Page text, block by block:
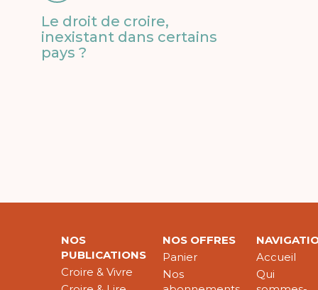
Le droit de croire,
inexistant dans certains
pays ?
NOS
PUBLICATIONS
Croire & Vivre
NOS OFFRES
Panier
Nos
Accueil
Qui